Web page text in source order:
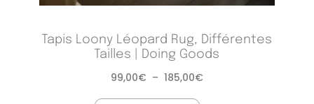
Tapis Loony Léopard Rug, Différentes
Tailles | Doing Goods
99,00€ – 185,00€